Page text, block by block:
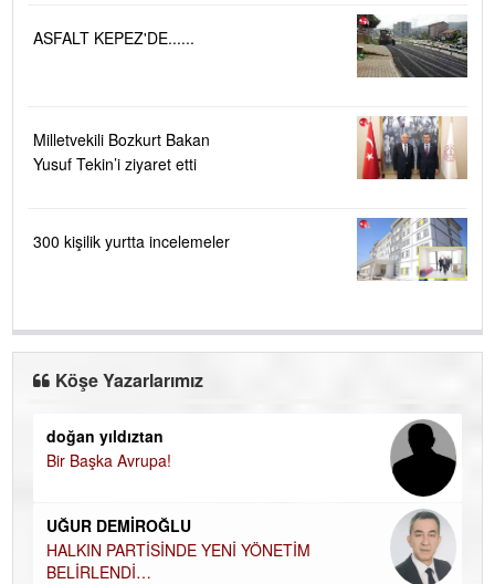
ASFALT KEPEZ'DE......
Milletvekili Bozkurt Bakan
Yusuf Tekin’i ziyaret etti
300 kişilik yurtta incelemeler
Köşe Yazarlarımız
doğan yıldıztan
Bir Başka Avrupa!
UĞUR DEMİROĞLU
HALKIN PARTİSİNDE YENİ YÖNETİM
BELİRLENDİ…